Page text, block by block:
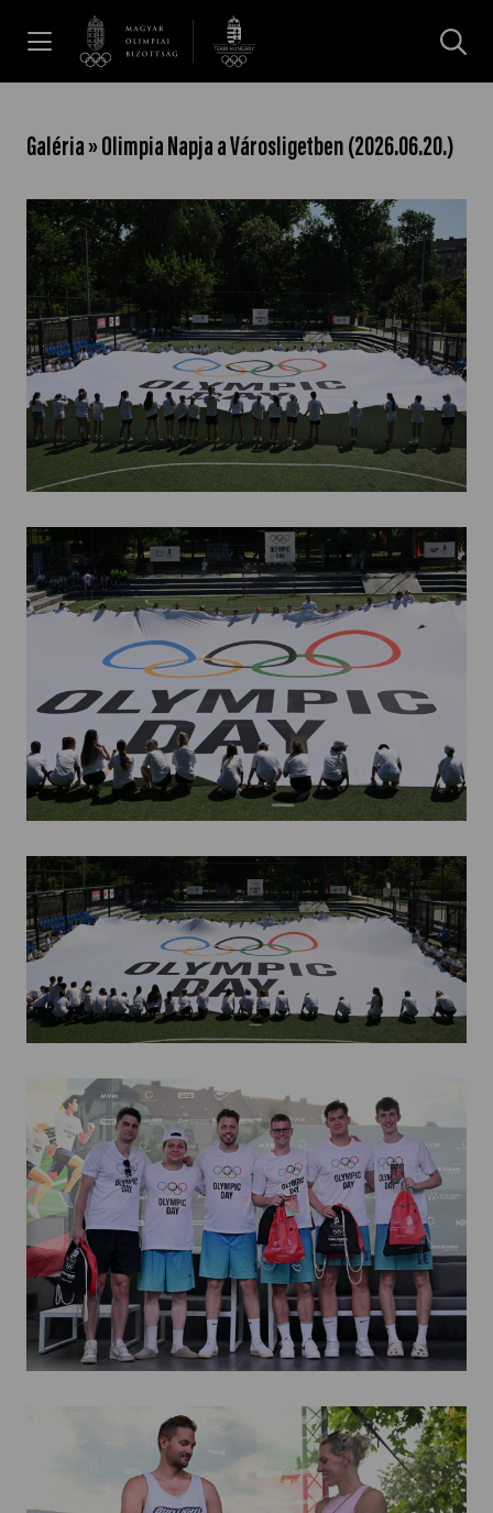
Galéria
Dakar 2026
Los Angeles 2028
MOB
Kettőskarrier-program
NOB
Társszervezetek
OVEP
Adatbank
Galéria » Olimpia Napja a Városligetben (2026.06.20.)